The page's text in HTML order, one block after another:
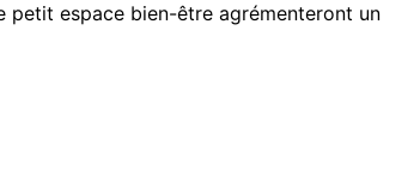
petit espace bien-être agrémenteront un